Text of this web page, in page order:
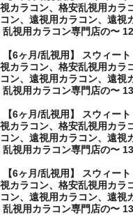
視カラコン、格安乱視用カラ
コン、遠視用カラコン、遠視
乱視用カラコン専門店の〜
【6ヶ月/乱視用】 スウィー
視カラコン、格安乱視用カラ
コン、遠視用カラコン、遠視
乱視用カラコン専門店の〜
【6ヶ月/乱視用】 スウィー
視カラコン、格安乱視用カラ
コン、遠視用カラコン、遠視
乱視用カラコン専門店の〜
【6ヶ月/乱視用】 スウィー
視カラコン、格安乱視用カラ
コン、遠視用カラコン、遠視
乱視用カラコン専門店の〜